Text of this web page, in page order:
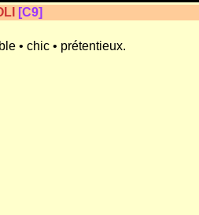
[C9]
• chic • prétentieux.